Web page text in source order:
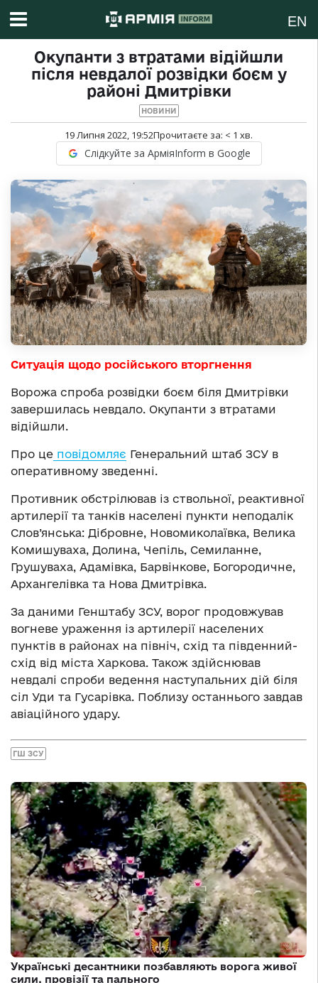
EN
Окупанти з втратами відійшли
після невдалої розвідки боєм у
районі Дмитрівки
НОВИНИ
19 Липня 2022, 19:52Прочитаєте за: < 1 хв.
Слідкуйте за АрміяInform в Google
Ситуація щодо російського вторгнення
Ворожа спроба розвідки боєм біля Дмитрівки
завершилась невдало. Окупанти з втратами
відійшли.
Про це повідомляє Генеральний штаб ЗСУ в
оперативному зведенні.
Противник обстрілював із ствольної, реактивної
артилерії та танків населені пункти неподалік
Слов’янська: Дібровне, Новомиколаївка, Велика
Комишуваха, Долина, Чепіль, Семиланне,
Грушуваха, Адамівка, Барвінкове, Богородичне,
Архангелівка та Нова Дмитрівка.
За даними Генштабу ЗСУ, ворог продовжував
вогневе ураження із артилерії населених
пунктів в районах на північ, схід та південний-
схід від міста Харкова. Також здійснював
невдалі спроби ведення наступальних дій біля
сіл Уди та Гусарівка. Поблизу останнього завдав
авіаційного удару.
ГШ ЗСУ
Українські десантники позбавляють ворога живої
сили, провізії та пального